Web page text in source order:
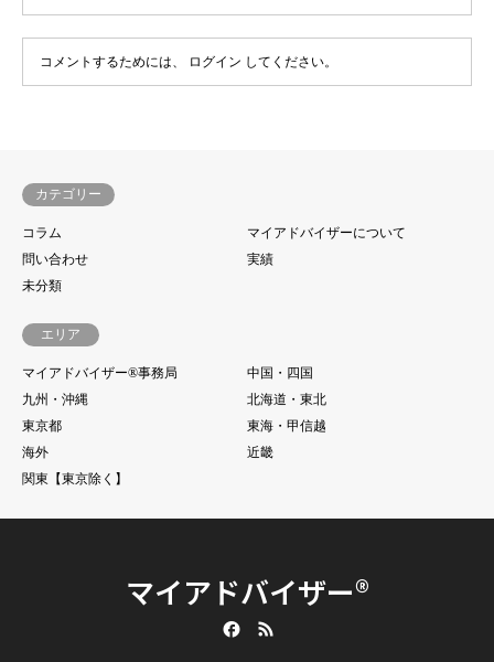
コメントするためには、 ログイン してください。
カテゴリー
コラム
マイアドバイザーについて
問い合わせ
実績
未分類
エリア
マイアドバイザー®事務局
中国・四国
九州・沖縄
北海道・東北
東京都
東海・甲信越
海外
近畿
関東【東京除く】
マイアドバイザー®